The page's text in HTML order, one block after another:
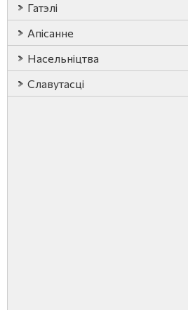
Гатэлі
Апісанне
Насельніцтва
Славутасці